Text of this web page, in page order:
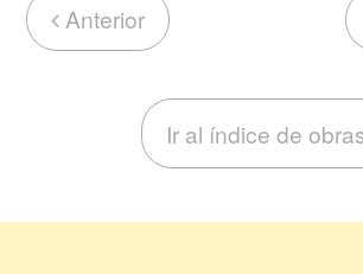
Anterior
Ir al índice de